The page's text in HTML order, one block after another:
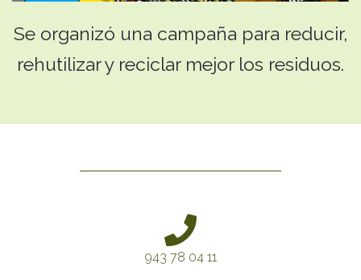
Se organizó una campaña para reducir,
rehutilizar y reciclar mejor los residuos.
943 78 04 11